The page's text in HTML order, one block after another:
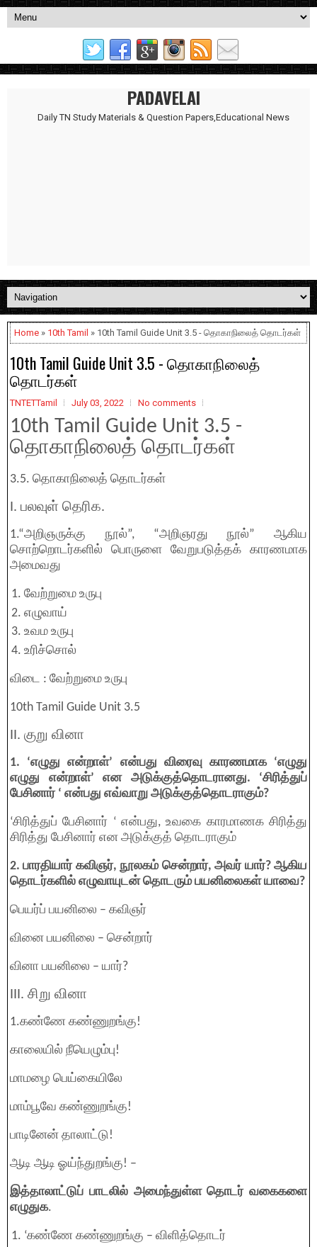
PADAVELAI
Daily TN Study Materials & Question Papers,Educational News
Home » 10th Tamil » 10th Tamil Guide Unit 3.5 - தொகாநிலைத் தொடர்கள்
10th Tamil Guide Unit 3.5 - தொகாநிலைத்
தொடர்கள்
TNTETTamil July 03, 2022 No comments
10th Tamil Guide Unit 3.5 -
தொகாநிலைத் தொடர்கள்
3.5. தொகாநிலைத் தொடர்கள்
I. பலவுள் தெரிக.
1.“அறிஞருக்கு நூல்”, “அறிஞரது நூல்” ஆகிய
சொற்றொடர்களில் பொருளை வேறுபடுத்தக் காரணமாக
அமைவது
வேற்றுமை உருபு
எழுவாய்
உவம உருபு
உரிச்சொல்
விடை : வேற்றுமை உருபு
10th Tamil Guide Unit 3.5
II. குறு வினா
1. ‘எழுது என்றாள்’ என்பது விரைவு காரணமாக ‘எழுது
எழுது என்றாள்’ என அடுக்குத்தொடரானது. ‘சிரித்துப்
பேசினார் ‘ என்பது எவ்வாறு அடுக்குத்தொடராகும்?
‘சிரித்துப் பேசினார் ‘ என்பது, உவகை காரமாணக சிரித்து
சிரித்து பேசினார் என அடுக்குத் தொடராகும்
2. பாரதியார் கவிஞர், நூலகம் சென்றார், அவர் யார்? ஆகிய
தொடர்களில் எழுவாயுடன் தொடரும் பயனிலைகள் யாவை?
பெயர்ப் பயனிலை – கவிஞர்
வினை பயனிலை – சென்றார்
வினா பயனிலை – யார்?
III. சிறு வினா
1.கண்ணே கண்ணுறங்கு!
காலையில் நீயெழும்பு!
மாமழை பெய்கையிலே
மாம்பூவே கண்ணுறங்கு!
பாடினேன் தாலாட்டு!
ஆடி ஆடி ஓய்ந்துறங்கு! –
இத்தாலாட்டுப் பாடலில் அமைந்துள்ள தொடர் வகைகளை
எழுதுக.
‘கண்ணே கண்ணுறங்கு – விளித்தொடர்